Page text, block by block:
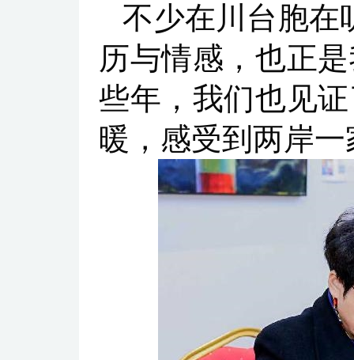
不少在川台胞在
历与情感，也正
些年，我们也见
暖，感受到两岸